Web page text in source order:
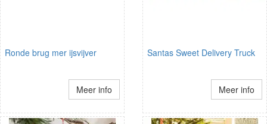
Ronde brug mer ijsvijver
Meer info
Santas Sweet Delivery Truck
Meer info